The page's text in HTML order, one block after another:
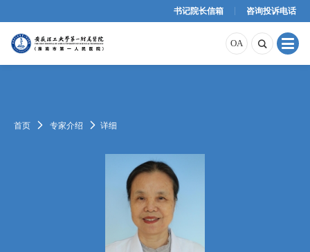
书记院长信箱 咨询投诉电话
OA 
首页  专家介绍  详细